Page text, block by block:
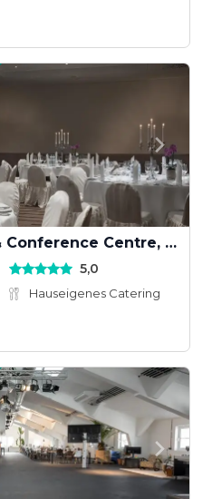
Radisson Blu Hotel & Conference Centre, Salzburg
5,0
Hauseigenes Catering